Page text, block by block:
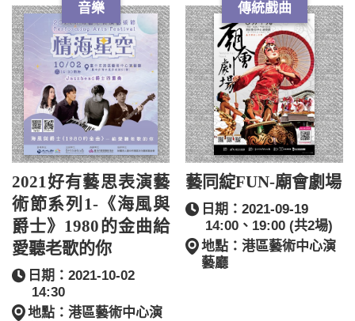
音樂
2021好有藝思表演藝
術節系列1-《海風與
爵士》1980的金曲給
愛聽老歌的你
日期：2021-10-02
14:30
地點：港區藝術中心演
傳統戲曲
藝同綻FUN-廟會劇場
日期：2021-09-19
14:00、19:00 (共2場)
地點：港區藝術中心演
藝廳